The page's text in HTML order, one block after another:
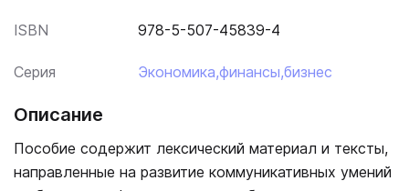
ISBN 978-5-507-45839-4
Серия Экономика,финансы,бизнес
Описание
Пособие содержит лексический материал и тексты,
направленные на развитие коммуникативных умений